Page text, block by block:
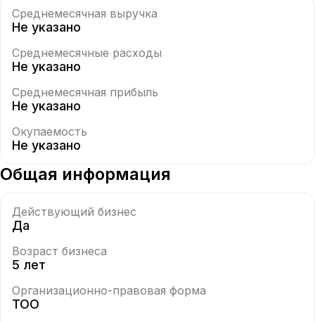
Среднемесячная выручка
Не указано
Среднемесячные расходы
Не указано
Среднемесячная прибыль
Не указано
Окупаемость
Не указано
Общая информация
Действующий бизнес
Да
Возраст бизнеса
5 лет
Организационно-правовая форма
ТОО